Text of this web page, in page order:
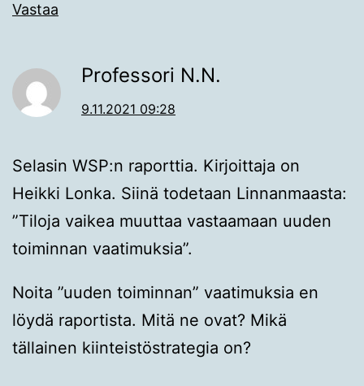
Vastaa
Professori N.N.
9.11.2021 09:28
Selasin WSP:n raporttia. Kirjoittaja on
Heikki Lonka. Siinä todetaan Linnanmaasta:
”Tiloja vaikea muuttaa vastaamaan uuden
toiminnan vaatimuksia”.
Noita ”uuden toiminnan” vaatimuksia en
löydä raportista. Mitä ne ovat? Mikä
tällainen kiinteistöstrategia on?